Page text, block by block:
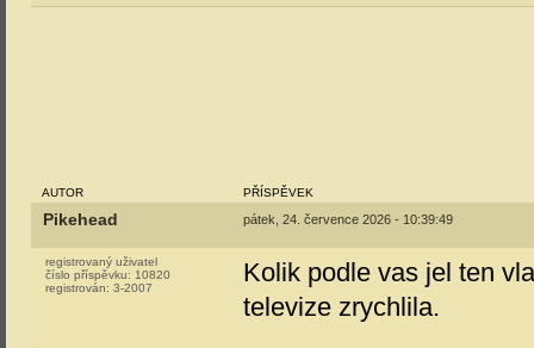
AUTOR PŘÍSPĚVEK
Pikehead pátek, 24. července 2026 - 10:39:49
registrovaný uživatel
číslo příspěvku: 10820
registrován: 3-2007
Kolik podle vas jel ten
televize zrychlila.